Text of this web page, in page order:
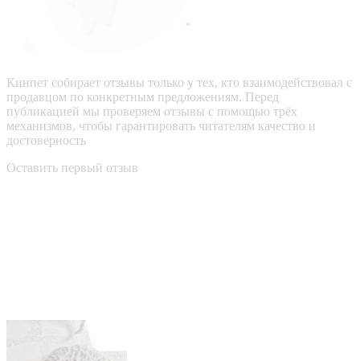
Кинпет собирает отзывы только у тех, кто взаимодействовал с
продавцом по конкретным предложениям. Перед
публикацией мы проверяем отзывы с помощью трёх
механизмов, чтобы гарантировать читателям качество и
достоверность
Оставить первый отзыв